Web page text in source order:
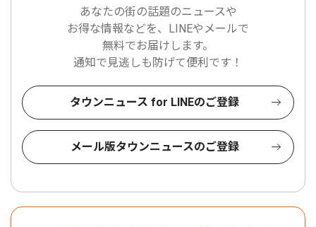
あなたの街の話題のニュースや
お得な情報などを、LINEやメールで
無料でお届けします。
通知で見逃しも防げて便利です！
タウンニュース for LINEのご登録
メール版タウンニュースのご登録